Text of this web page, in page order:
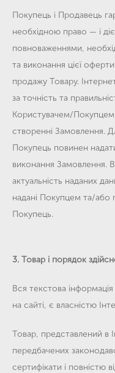
Покупець і Продавець
необхідною право — і
повноваженнями,
та виконання цієї
продажу Товару.
за точність та
Користувачем/Покупцем
створенні Замовлення.
Покупець повинен надати
виконання Замовлення.
актуальність наданих
надані Покупцем та/
Покупець.
3. Товар і порядок
Вся текстова інформація
на сайті, є власністю
Товар, представлений в
передбачених
сертифікати і повністю